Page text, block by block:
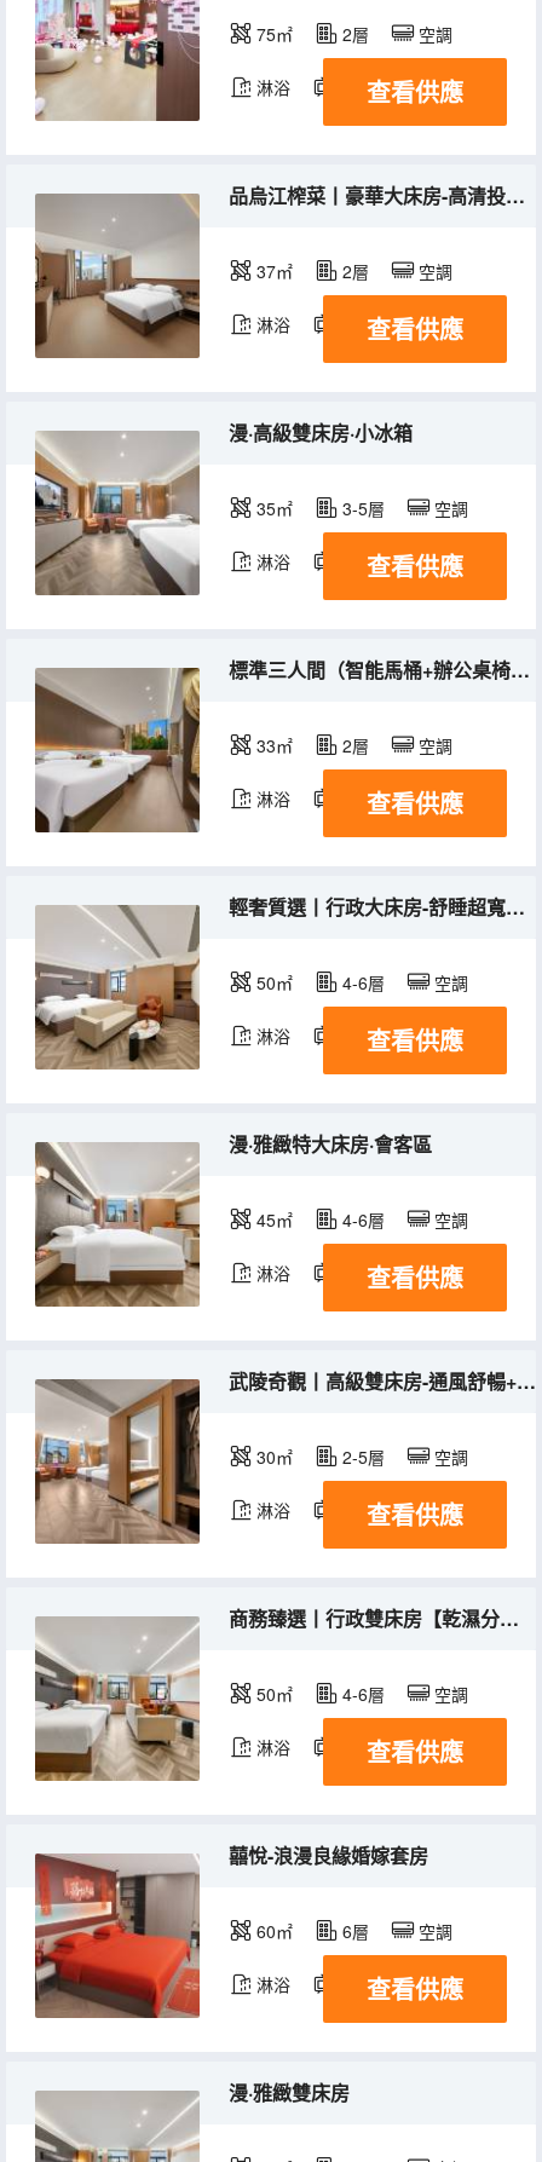
75㎡ 2層 空調
淋浴 電視機
查看供應
品烏江榨菜丨豪華大床房-高清投屏+休閒沙發+方正桌椅
37㎡ 2層 空調
淋浴 電視機 冰箱
查看供應
漫·高級雙床房·小冰箱
35㎡ 3-5層 空調
淋浴 電視機 冰箱
查看供應
標準三人間（智能馬桶+辦公桌椅+衞浴隔離）
33㎡ 2層 空調
淋浴 電視機 冰箱
查看供應
輕奢質選丨行政大床房-舒睡超寬床+茶几沙發+闊越空間
50㎡ 4-6層 空調
淋浴 電視機 冰箱
查看供應
漫·雅緻特大床房·會客區
45㎡ 4-6層 空調
淋浴 電視機 冰箱
查看供應
武陵奇觀丨高級雙床房-通風舒暢+智能客控+愜意桌椅
30㎡ 2-5層 空調
淋浴 電視機 冰箱
查看供應
商務臻選丨行政雙床房【乾濕分離+茶几沙發+闊越空間】
50㎡ 4-6層 空調
淋浴 電視機 冰箱
查看供應
囍悅-浪漫良緣婚嫁套房
60㎡ 6層 空調
淋浴 電視機
查看供應
漫·雅緻雙床房